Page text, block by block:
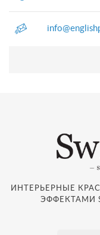
ИНТЕРЬЕРНЫЕ
ЭФФЕКТАМИ